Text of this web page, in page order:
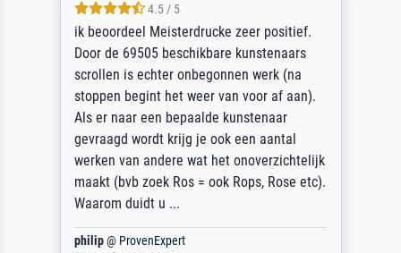
4.5 / 5
ik beoordeel Meisterdrucke zeer positief.
Door de 69505 beschikbare kunstenaars
scrollen is echter onbegonnen werk (na
stoppen begint het weer van voor af aan).
Als er naar een bepaalde kunstenaar
gevraagd wordt krijg je ook een aantal
werken van andere wat het onoverzichtelijk
maakt (bvb zoek Ros = ook Rops, Rose etc).
Waarom duidt u ...
philip@ ProvenExpert